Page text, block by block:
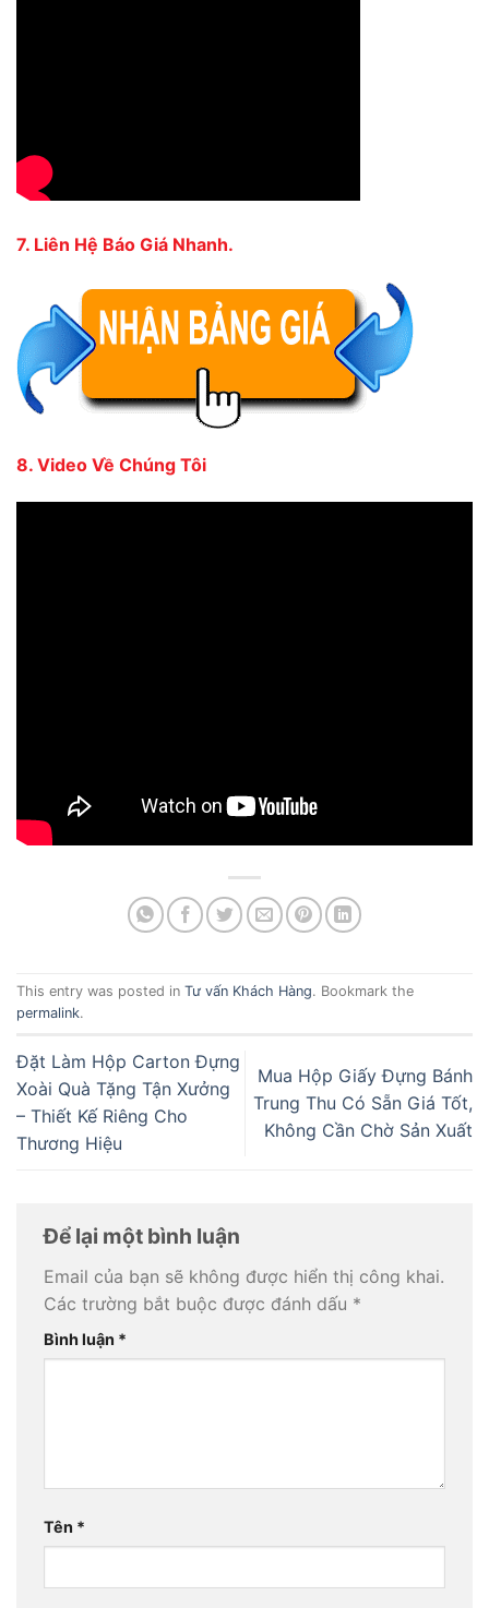
7. Liên Hệ Báo Giá Nhanh.
8. Video Về Chúng Tôi
This entry was posted in Tư vấn Khách Hàng. Bookmark the
permalink.
Đặt Làm Hộp Carton Đựng
Xoài Quà Tặng Tận Xưởng
– Thiết Kế Riêng Cho
Thương Hiệu
Mua Hộp Giấy Đựng Bánh
Trung Thu Có Sẵn Giá Tốt,
Không Cần Chờ Sản Xuất
Để lại một bình luận
Email của bạn sẽ không được hiển thị công khai.
Các trường bắt buộc được đánh dấu *
Bình luận *
Tên *